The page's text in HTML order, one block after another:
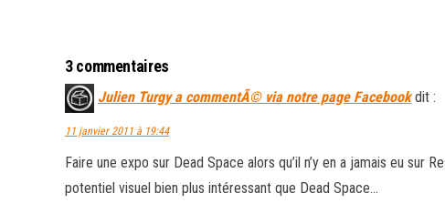
3 commentaires
Julien Turgy a commentÃ© via notre page Facebook dit :
11 janvier 2011 à 19:44
Faire une expo sur Dead Space alors qu’il n’y en a jamais eu sur
potentiel visuel bien plus intéressant que Dead Space…